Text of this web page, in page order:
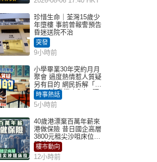
實｜Juicy叮
珍惜生命｜荃灣15歲少
年墮樓 事前曾報警預告
昏迷送院不治
突發
9小時前
小學畢業30年突約月月
聚會 過度熱情惹人質疑
另有目的 網民拆解「扮
熟」4大動機｜Juicy叮
時事熱話
5小時前
40歲港漂棄百萬年薪來
港做保險 昔日國企高層
3800元租尖沙咀床位｜
租盤Million
樓市動向
12小時前